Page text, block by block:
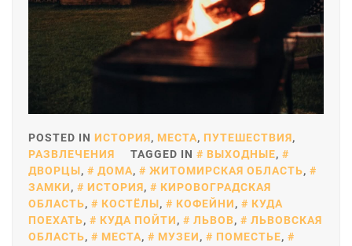
POSTED IN ИСТОРИЯ, МЕСТА, ПУТЕШЕСТВИЯ,
РАЗВЛЕЧЕНИЯ
TAGGED IN ВЫХОДНЫЕ,
ДВОРЦЫ, ДОМА, ЖИТОМИРСКАЯ ОБЛАСТЬ,
ЗАМКИ, ИСТОРИЯ,
КИРОВОГРАДСКАЯ
ОБЛАСТЬ, КОСТЁЛЫ, КОФЕЙНИ,
КУДА
ПОЕХАТЬ, КУДА ПОЙТИ, ЛЬВОВ,
ЛЬВОВСКАЯ
ОБЛАСТЬ, МЕСТА, МУЗЕИ, ПОМЕСТЬЕ,